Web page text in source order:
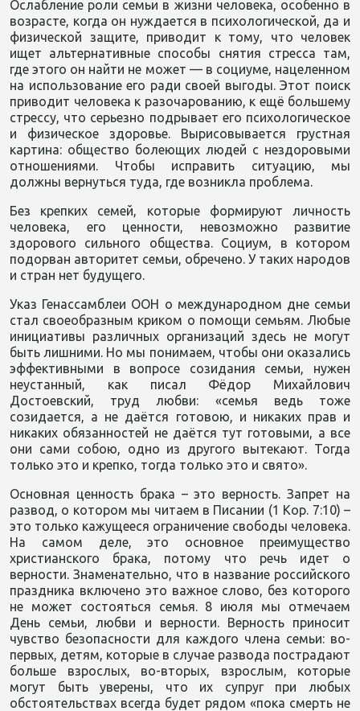
Ослабление роли семьи в жизни человека, особенно в
возрасте, когда он нуждается в психологической, да и
физической защите, приводит к тому, что человек
ищет альтернативные способы снятия стресса там,
где этого он найти не может — в социуме, нацеленном
на использование его ради своей выгоды. Этот поиск
приводит человека к разочарованию, к ещё большему
стрессу, что серьезно подрывает его психологическое
и физическое здоровье. Вырисовывается грустная
картина: общество болеющих людей с нездоровыми
отношениями. Чтобы исправить ситуацию, мы
должны вернуться туда, где возникла проблема.
Без крепких семей, которые формируют личность
человека, его ценности, невозможно развитие
здорового сильного общества. Социум, в котором
подорван авторитет семьи, обречено. У таких народов
и стран нет будущего.
Указ Генассамблеи ООН о международном дне семьи
стал своеобразным криком о помощи семьям. Любые
инициативы различных организаций здесь не могут
быть лишними. Но мы понимаем, чтобы они оказались
эффективными в вопросе созидания семьи, нужен
неустанный, как писал Фёдор Михайлович
Достоевский, труд любви: «семья ведь тоже
созидается, а не даётся готовою, и никаких прав и
никаких обязанностей не даётся тут готовыми, а все
они сами собою, одно из другого вытекают. Тогда
только это и крепко, тогда только это и свято».
Основная ценность брака – это верность. Запрет на
развод, о котором мы читаем в Писании (1 Кор. 7:10) –
это только кажущееся ограничение свободы человека.
На самом деле, это основное преимущество
христианского брака, потому что речь идет о
верности. Знаменательно, что в название российского
праздника включено это важное слово, без которого
не может состояться семья. 8 июля мы отмечаем
День семьи, любви и верности. Верность приносит
чувство безопасности для каждого члена семьи: во-
первых, детям, которые в случае развода пострадают
больше взрослых, во-вторых, взрослым, которые
могут быть уверены, что их супруг при любых
обстоятельствах всегда будет рядом «пока смерть не